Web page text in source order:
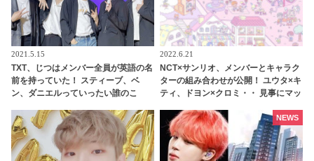
2021.5.15
TXT、じつはメンバー全員が英語の名
前を持っていた！ スティーブ、ベ
ン、ダニエルっていったい誰のこ
ほえましい姿も公開
2022.6.21
NCT×サンリオ、メンバーとキャラク
ターの組み合わせが公開！ ユウタ×キ
ティ、ドヨン×クロミ・・ 見事にマッ
NEWS